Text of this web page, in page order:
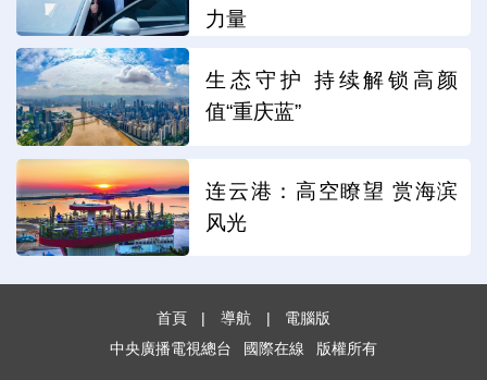
力量
生态守护 持续解锁高颜
值“重庆蓝”
连云港：高空瞭望 赏海滨
风光
首頁 | 導航 |
電腦版
中央廣播電視總台
國際在線 版權所有